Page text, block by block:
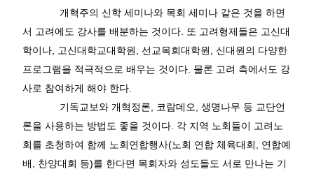
개혁주의 신학 세미나와 목회 세미나 같은 것을 하면
서 고려에도 강사를 배분하는 것이다
또 고려형제들은 고신대
학이나
고신대학교대학원 선교목회대학원
신대원의 다양한
프로그램을 적극적으로 배우는 것이다 물론 고려 측에서도 강
사로 참여하게 해야 한다
기독교보와 개혁정론
코람데오 ,생명나무 등 교단언
론을 사용하는 방법도 좋을 것이다 각 지역 노회들이 고려노
회를 초청하여 함께 노회연합행사(노회 연합 체육대회
연합예
배
찬양대회 등)를 한다면 목회자와 성도들도 서로 만나는 기